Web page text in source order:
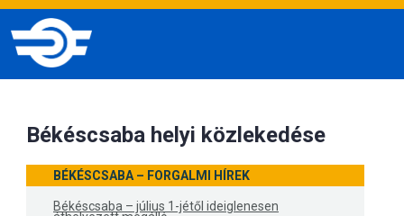
Békéscsaba helyi közlekedése
BÉKÉSCSABA – FORGALMI HÍREK
Békéscsaba – július 1-jétől ideiglenesen